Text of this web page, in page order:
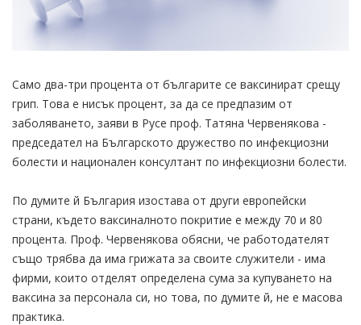
Само два-три процента от българите се ваксинират срещу
грип. Това е нисък процент, за да се предпазим от
заболяването, заяви в Русе проф. Татяна Червенякова -
председател на Българското дружество по инфекциозни
болести и национален консултант по инфекциозни болести.
По думите й България изостава от други европейски
страни, където ваксиналното покритие е между 70 и 80
процента. Проф. Червенякова обясни, че работодателят
също трябва да има грижата за своите служители - има
фирми, които отделят определена сума за купуването на
ваксина за персонала си, но това, по думите й, не е масова
практика.